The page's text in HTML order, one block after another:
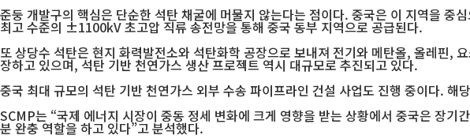
준둥 개발구의 핵심은 단순한 석탄 채굴에 머물지 않는다는 점이다. 중국은 이 지역을 중
최고 수준의 ±1100kV 초고압 직류 송전망을 통해 중국 동부 지역으로 공급된다.
또 상당수 석탄은 현지 화력발전소와 석탄화학 공장으로 보내져 전기와 메탄올, 올레핀,
장하고 있으며, 석탄 기반 천연가스 생산 프로젝트 역시 대규모로 추진되고 있다.
중국 최대 규모의 석탄 기반 천연가스 외부 수송 파이프라인 건설 사업도 진행 중이다.
SCMP는 “국제 에너지 시장이 중동 정세 변화에 크게 영향을 받는 상황에서 중국은 장
분 완충 역할을 하고 있다”고 분석했다.